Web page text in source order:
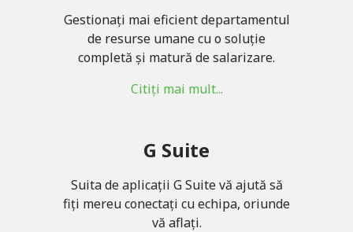
Gestionați mai eficient departamentul
de resurse umane cu o soluție
completă și matură de salarizare.
Citiți mai mult...
G Suite
Suita de aplicații G Suite vă ajută să
fiți mereu conectați cu echipa, oriunde
vă aflați.